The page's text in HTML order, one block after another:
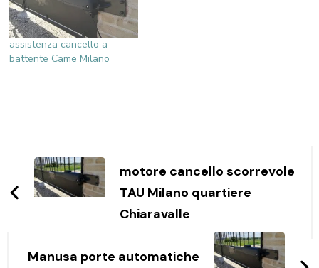
assistenza cancello a
battente Came Milano
articoli
motore cancello scorrevole
TAU Milano quartiere
Chiaravalle
Manusa porte automatiche